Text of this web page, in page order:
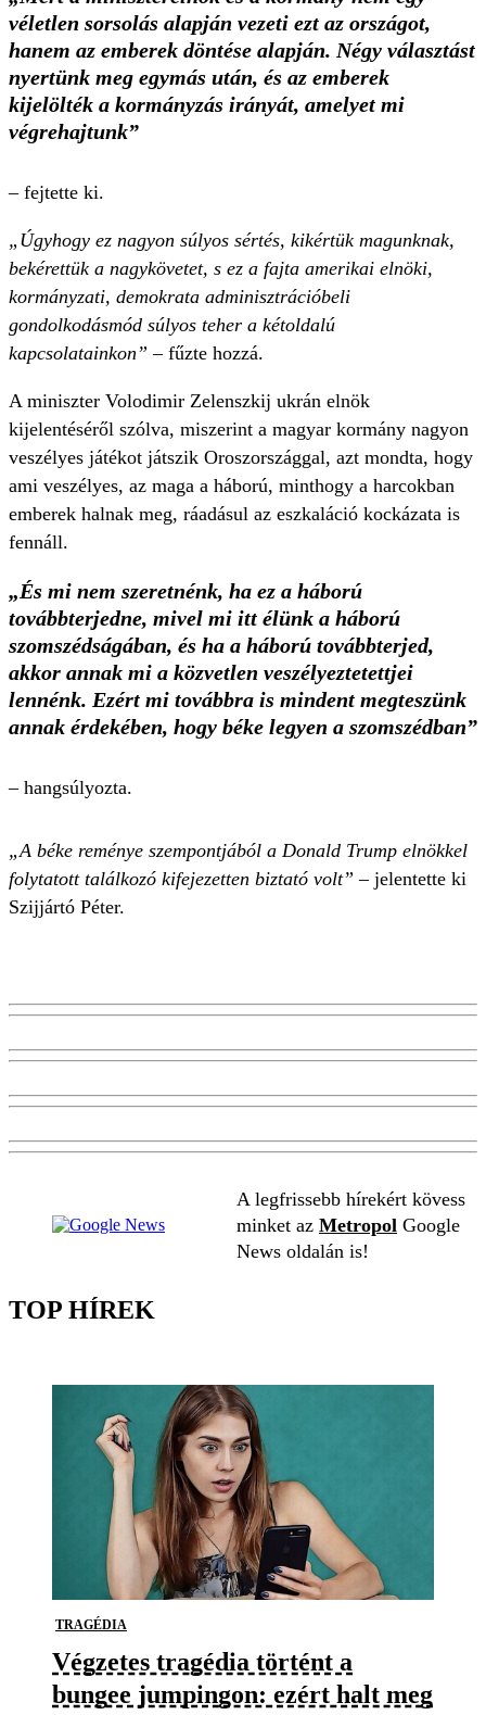
véletlen sorsolás alapján vezeti ezt az országot,
hanem az emberek döntése alapján. Négy választást
nyertünk meg egymás után, és az emberek
kijelölték a kormányzás irányát, amelyet mi
végrehajtunk”
– fejtette ki.
„Úgyhogy ez nagyon súlyos sértés, kikértük magunknak,
bekérettük a nagykövetet, s ez a fajta amerikai elnöki,
kormányzati, demokrata adminisztrációbeli
gondolkodásmód súlyos teher a kétoldalú
kapcsolatainkon” – fűzte hozzá.
A miniszter Volodimir Zelenszkij ukrán elnök
kijelentéséről szólva, miszerint a magyar kormány nagyon
veszélyes játékot játszik Oroszországgal, azt mondta, hogy
ami veszélyes, az maga a háború, minthogy a harcokban
emberek halnak meg, ráadásul az eszkaláció kockázata is
fennáll.
„És mi nem szeretnénk, ha ez a háború
továbbterjedne, mivel mi itt élünk a háború
szomszédságában, és ha a háború továbbterjed,
akkor annak mi a közvetlen veszélyeztetettjei
lennénk. Ezért mi továbbra is mindent megteszünk
annak érdekében, hogy béke legyen a szomszédban”
– hangsúlyozta.
„A béke reménye szempontjából a Donald Trump elnökkel
folytatott találkozó kifejezetten biztató volt” – jelentette ki
Szijjártó Péter.
A legfrissebb hírekért kövess
minket az Metropol Google
News oldalán is!
TOP HÍREK
TRAGÉDIA
Végzetes tragédia történt a
bungee jumpingon: ezért halt meg